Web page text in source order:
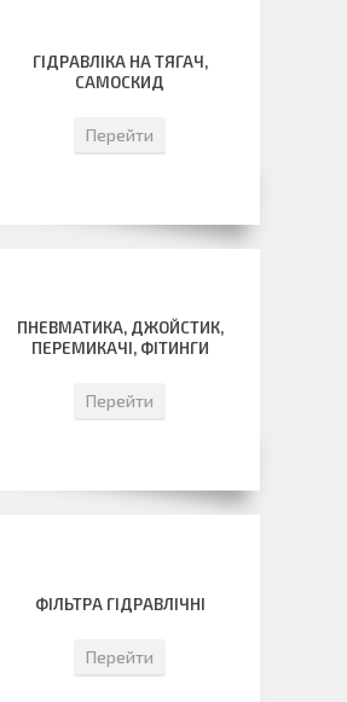
ГІДРАВЛІКА НА ТЯГАЧ,
САМОСКИД
Перейти
ПНЕВМАТИКА, ДЖОЙСТИК,
ПЕРЕМИКАЧІ, ФІТИНГИ
Перейти
ФІЛЬТРА ГІДРАВЛІЧНІ
Перейти